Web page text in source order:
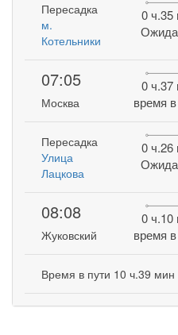
Пересадка
м.
Котельники
0 ч.35
07:05
Москва
0 ч.37
время
Пересадка
Улица
Лацкова
0 ч.26
08:08
Жуковский
0 ч.10
время
Время в пути 10 ч.39 мин